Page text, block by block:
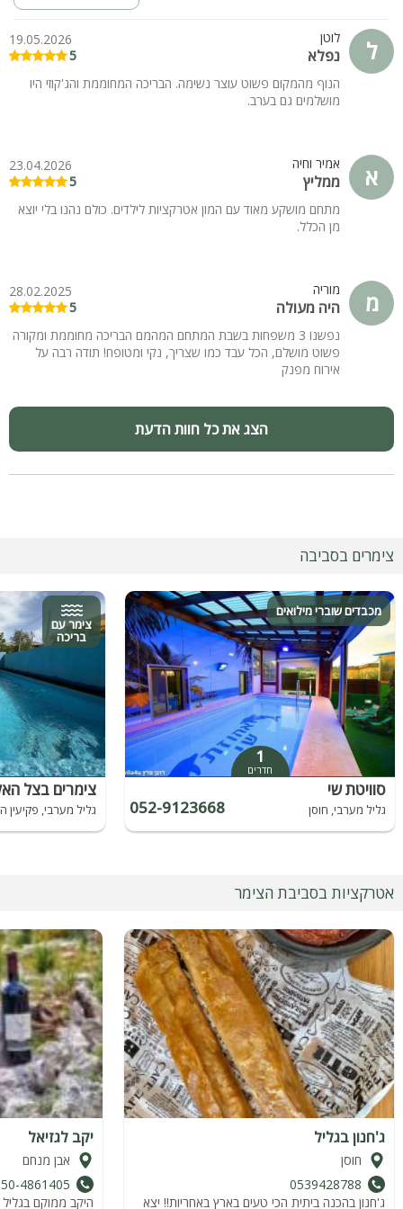
ימי כיף וגיבוש. לינה עד 22 איש.
ל לוטן
נפלא
19.05.2026
5
הנוף מהמקום פשוט עוצר נשימה. הבריכה המחוממת והג'קוזי היו
מושלמים גם בערב.
א אמיר וחיה
ממליץ
23.04.2026
5
מתחם מושקע מאוד עם המון אטרקציות לילדים. כולם נהנו בלי יוצא
מן הכלל.
מ מוריה
היה מעולה
28.02.2025
5
נפשנו 3 משפחות בשבת המתחם המהמם הבריכה מחוממת ומקורה
פשוט מושלם, הכל עבד כמו שצריך, נקי ומטופח! תודה רבה על
אירוח מפנק
הצג את כל חוות הדעת
צימרים בסביבה
מכבדים שוברי מילואים
1
חדרים
סוויטת שי
גליל מערבי, חוסן 052-9123668
צימר עם
בריכה
צימרים בצל
גליל מערבי,
אטרקציות בסביבת הצימר
ג'חנון בגליל
חוסן
0539428788
ג'חנון בהכנה ביתית הכי טעים בארץ באחריות!! יצא
יקב לגזיאל
אבן מנחם
4861405
היקב ממוקם בגליל